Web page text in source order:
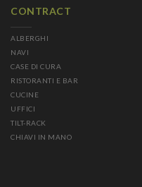
CONTRACT
ALBERGHI
NAVI
CASE DI CURA
RISTORANTI E BAR
CUCINE
UFFICI
TILT-RACK
CHIAVI IN MANO